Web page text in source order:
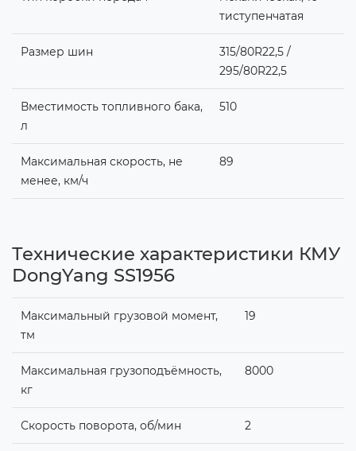
тиступенчатая
Размер шин
315/80R22,5 /
295/80R22,5
Вместимость топливного бака,
л
510
Максимальная скорость, не
менее, км/ч
89
Технические характеристики КМУ
DongYang SS1956
Максимальный грузовой момент,
тм
19
Максимальная грузоподъёмность,
кг
8000
Скорость поворота, об/мин 2